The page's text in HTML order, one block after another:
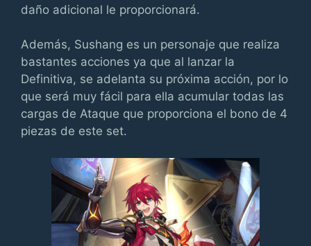
daño adicional le proporcionará.
Además, Sushang es un personaje que realiza
bastantes acciones ya que al lanzar la
Definitiva, se adelanta su próxima acción, por lo
que será muy fácil para ella acumular todas las
cargas de Ataque que proporciona el bono de 4
piezas de este set.